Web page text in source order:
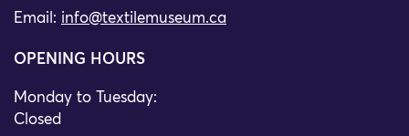
Email: info@textilemuseum.ca
OPENING HOURS
Monday to Tuesday:
Closed